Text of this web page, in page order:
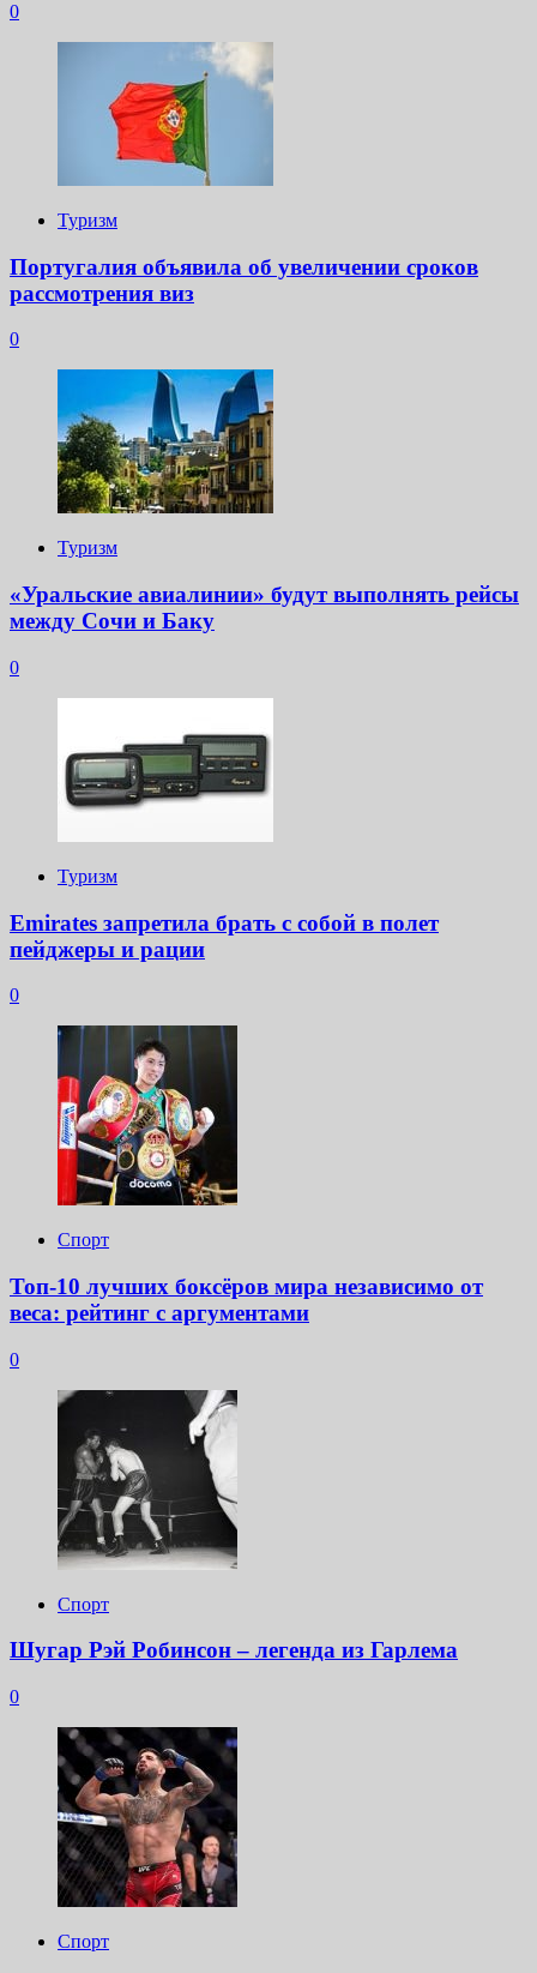
0
Туризм
Португалия объявила об увеличении сроков
рассмотрения виз
0
Туризм
«Уральские авиалинии» будут выполнять рейсы
между Сочи и Баку
0
Туризм
Emirates запретила брать с собой в полет
пейджеры и рации
0
Спорт
Топ-10 лучших боксёров мира независимо от
веса: рейтинг с аргументами
0
Спорт
Шугар Рэй Робинсон – легенда из Гарлема
0
Спорт